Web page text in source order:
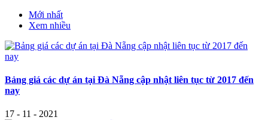
Mới nhất
Xem nhiều
Bảng giá các dự án tại Đà Nẵng cập nhật liên tục từ 2017 đến
nay
17 - 11 - 2021